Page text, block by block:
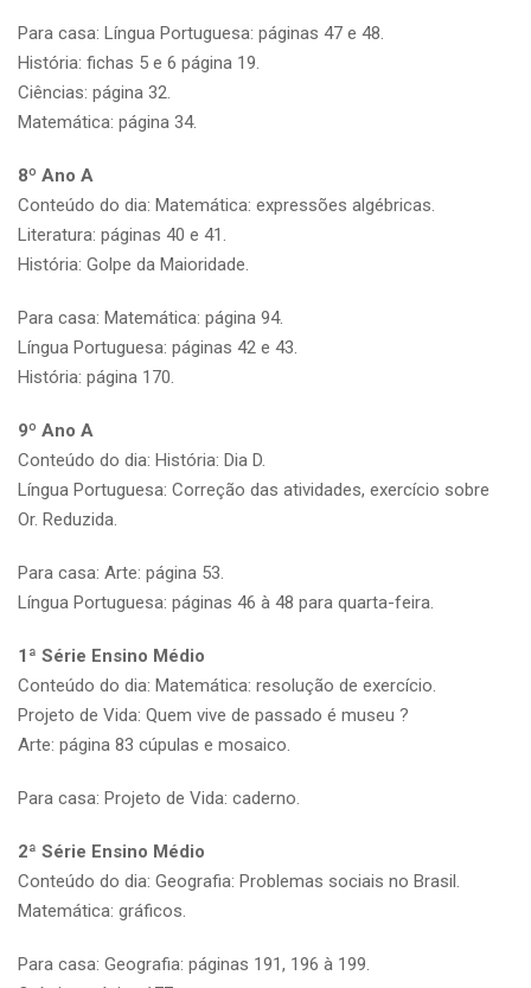
Para casa: Língua Portuguesa: páginas 47 e 48.
História: fichas 5 e 6 página 19.
Ciências: página 32.
Matemática: página 34.
8º Ano A
Conteúdo do dia: Matemática: expressões algébricas.
Literatura: páginas 40 e 41.
História: Golpe da Maioridade.
Para casa: Matemática: página 94.
Língua Portuguesa: páginas 42 e 43.
História: página 170.
9º Ano A
Conteúdo do dia: História: Dia D.
Língua Portuguesa: Correção das atividades, exercício sobre
Or. Reduzida.
Para casa: Arte: página 53.
Língua Portuguesa: páginas 46 à 48 para quarta-feira.
1ª Série Ensino Médio
Conteúdo do dia: Matemática: resolução de exercício.
Projeto de Vida: Quem vive de passado é museu ?
Arte: página 83 cúpulas e mosaico.
Para casa: Projeto de Vida: caderno.
2ª Série Ensino Médio
Conteúdo do dia: Geografia: Problemas sociais no Brasil.
Matemática: gráficos.
Para casa: Geografia: páginas 191, 196 à 199.